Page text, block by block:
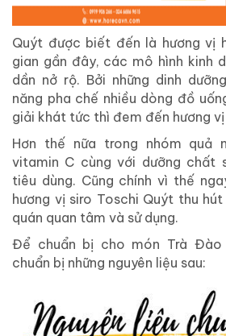
Quýt được biết đến là hương vị
gian gần đây, các mô hình kinh
dần nở rộ. Bởi những dinh
năng pha chế nhiều dòng đồ
giải khát tức thì đem đến hương
Hơn thế nữa trong nhóm quả
vitamin C cùng với dưỡng chất
tiêu dùng. Cũng chính vì thế
hương vị siro Toschi Quýt thu
quán quan tâm và sử dụng.
Để chuẩn bị cho món Trà Đào
chuẩn bị những nguyên liệu sau: